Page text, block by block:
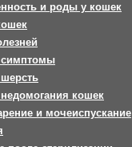
и роды у кошек
симптомы
кошек
и мочеиспускание